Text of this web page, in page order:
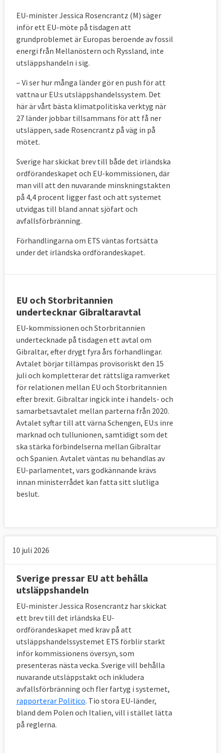
EU-minister Jessica Rosencrantz (M) säger
inför ett EU-möte på tisdagen att
grundproblemet är Europas beroende av fossil
energi från Mellanöstern och Ryssland, inte
utsläppshandeln i sig.
– Vi ser hur många länder gör en push för att
vattna ur EU:s utsläppshandelssystem. Det
här är vårt bästa klimatpolitiska verktyg när
27 länder jobbar tillsammans för att få ner
utsläppen, sade Rosencrantz på väg in på
mötet.
Sverige har skickat brev till både det irländska
ordförandeskapet och EU-kommissionen, där
man vill att den nuvarande minskningstakten
på 4,4 procent ligger fast och att systemet
utvidgas till bland annat sjöfart och
avfallsförbränning.
Förhandlingarna om ETS väntas fortsätta
under det irländska ordförandeskapet.
EU och Storbritannien
undertecknar Gibraltaravtal
EU-kommissionen och Storbritannien
undertecknade på tisdagen ett avtal om
Gibraltar, efter drygt fyra års förhandlingar.
Avtalet börjar tillämpas provisoriskt den 15
juli och kompletterar det rättsliga ramverket
för relationen mellan EU och Storbritannien
efter brexit. Gibraltar ingick inte i handels- och
samarbetsavtalet mellan parterna från 2020.
Avtalet syftar till att värna Schengen, EU:s inre
marknad och tullunionen, samtidigt som det
ska stärka förbindelserna mellan Gibraltar
och Spanien. Avtalet väntas nu behandlas av
EU-parlamentet, vars godkännande krävs
innan ministerrådet kan fatta sitt slutliga
beslut.
10 juli 2026
Sverige pressar EU att behålla
utsläppshandeln
EU-minister Jessica Rosencrantz har skickat
ett brev till det irländska EU-
ordförandeskapet med krav på att
utsläppshandelssystemet ETS förblir starkt
inför kommissionens översyn, som
presenteras nästa vecka. Sverige vill behålla
nuvarande utsläppstakt och inkludera
avfallsförbränning och fler fartyg i systemet,
rapporterar Politico. Tio stora EU-länder,
bland dem Polen och Italien, vill i stället lätta
på reglerna.